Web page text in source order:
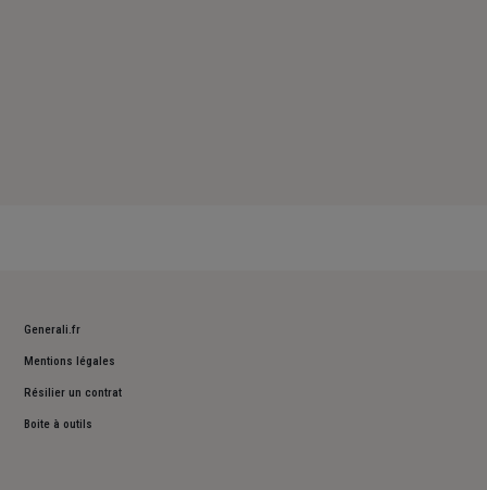
Generali.fr
Mentions légales
Résilier un contrat
Boite à outils